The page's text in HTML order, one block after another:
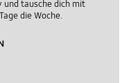
und tausche dich mit
die Woche.